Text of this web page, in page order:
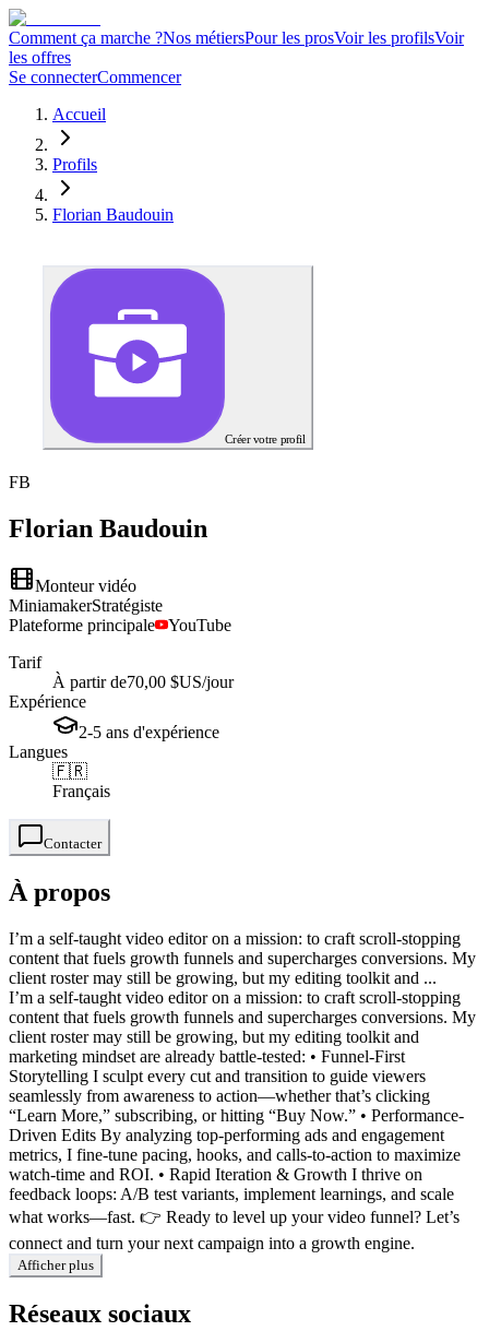
Comment ça marche ?Nos métiersPour les prosVoir les profilsVoir
les offres
Se connecterCommencer
Accueil
Profils
Florian Baudouin
Créer votre profil
FB
Florian Baudouin
Monteur vidéo
MiniamakerStratégiste
Plateforme principale
YouTube
Tarif
À partir de70,00 $US/jour
Expérience
2-5 ans d'expérience
Langues
🇫🇷
Français
Contacter
À propos
I’m a self-taught video editor on a mission: to craft scroll-stopping
content that fuels growth funnels and supercharges conversions. My
client roster may still be growing, but my editing toolkit and ...
I’m a self-taught video editor on a mission: to craft scroll-stopping
content that fuels growth funnels and supercharges conversions. My
client roster may still be growing, but my editing toolkit and
marketing mindset are already battle-tested: • Funnel-First
Storytelling I sculpt every cut and transition to guide viewers
seamlessly from awareness to action—whether that’s clicking
“Learn More,” subscribing, or hitting “Buy Now.” • Performance-
Driven Edits By analyzing top-performing ads and engagement
metrics, I fine-tune pacing, hooks, and calls-to-action to maximize
watch-time and ROI. • Rapid Iteration & Growth I thrive on
feedback loops: A/B test variants, implement learnings, and scale
what works—fast. 👉 Ready to level up your video funnel? Let’s
connect and turn your next campaign into a growth engine.
Afficher plus
Réseaux sociaux